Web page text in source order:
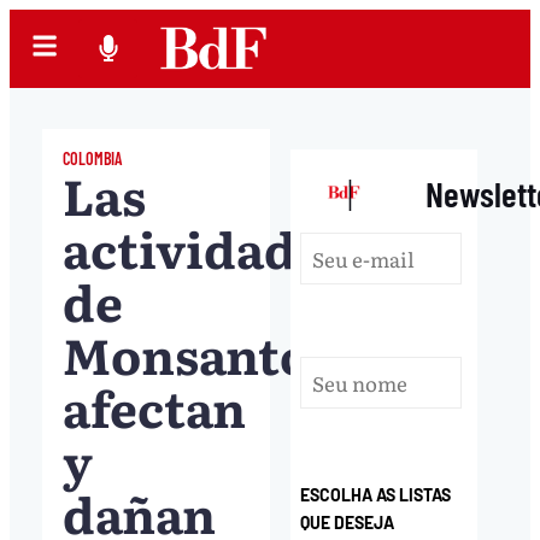
COLOMBIA
Las
actividades
de
Monsanto
afectan
y
dañan
|
ESCOLHA AS LISTAS
QUE DESEJA